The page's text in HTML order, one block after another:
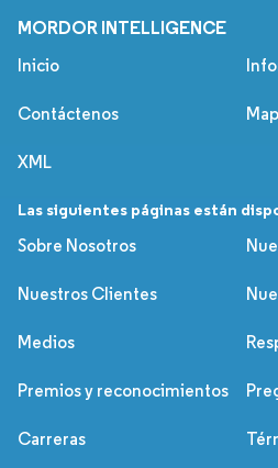
MORDOR INTELLIGENCE
Inicio
Contáctenos
XML
Las siguientes páginas están
Sobre Nosotros
Nuestros Clientes
Medios
Premios y reconocimientos
Carreras